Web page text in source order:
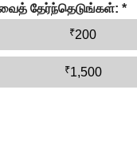
தேர்ந்தெடுங்கள்: *
₹200
₹1,500